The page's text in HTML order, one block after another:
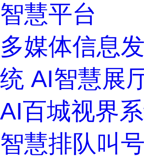
智慧平台
多媒体信息
统 AI智慧展
AI百城视界
智慧排队叫